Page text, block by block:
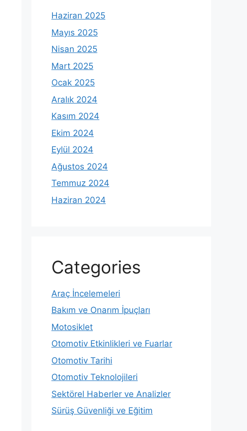
Haziran 2025
Mayıs 2025
Nisan 2025
Mart 2025
Ocak 2025
Aralık 2024
Kasım 2024
Ekim 2024
Eylül 2024
Ağustos 2024
Temmuz 2024
Haziran 2024
Categories
Araç İncelemeleri
Bakım ve Onarım İpuçları
Motosiklet
Otomotiv Etkinlikleri ve Fuarlar
Otomotiv Tarihi
Otomotiv Teknolojileri
Sektörel Haberler ve Analizler
Sürüş Güvenliği ve Eğitim